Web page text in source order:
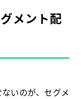
メント配
いのが、セグメ